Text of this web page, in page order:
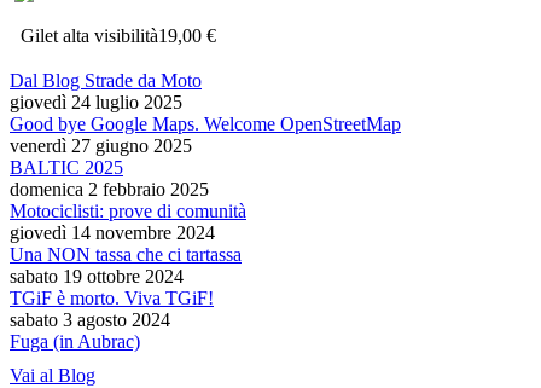
Gilet alta visibilità19,00 €
Dal Blog Strade da Moto
giovedì 24 luglio 2025
Good bye Google Maps. Welcome OpenStreetMap
venerdì 27 giugno 2025
BALTIC 2025
domenica 2 febbraio 2025
Motociclisti: prove di comunità
giovedì 14 novembre 2024
Una NON tassa che ci tartassa
sabato 19 ottobre 2024
TGiF è morto. Viva TGiF!
sabato 3 agosto 2024
Fuga (in Aubrac)
Vai al Blog